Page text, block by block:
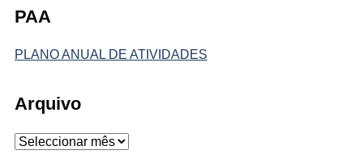
PAA
PLANO ANUAL DE ATIVIDADES
Arquivo
Arquivo